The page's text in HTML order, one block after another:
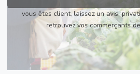
vous êtes client, laissez un avis,
retrouvez vos commerçants